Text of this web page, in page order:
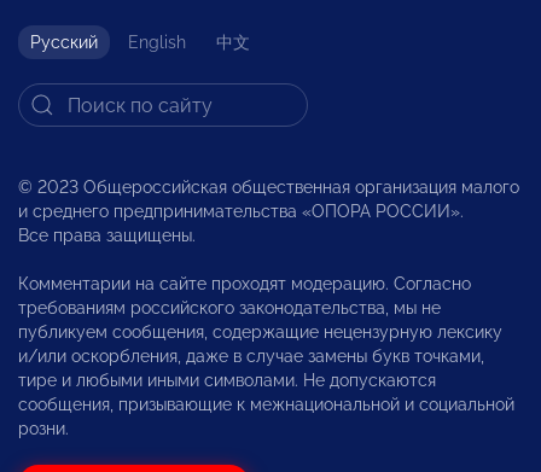
Русский English 中文
© 2023 Общероссийская общественная организация малого
и среднего предпринимательства «ОПОРА РОССИИ».
Все права защищены.
Комментарии на сайте проходят модерацию. Согласно
требованиям российского законодательства, мы не
публикуем сообщения, содержащие нецензурную лексику
и/или оскорбления, даже в случае замены букв точками,
тире и любыми иными символами. Не допускаются
сообщения, призывающие к межнациональной и социальной
розни.